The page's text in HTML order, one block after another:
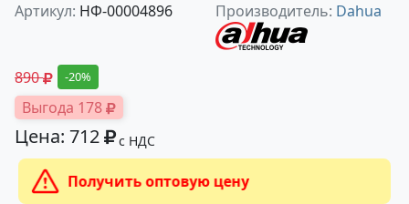
Артикул: НФ-00004896 Производитель: Dahua
890 -20%
Выгода 178
Цена: 712 с НДС
Получить оптовую цену